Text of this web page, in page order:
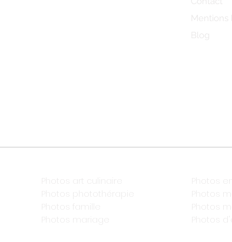
Mentions
Blog
Photos famille
Photos mariage
Photos
Photos